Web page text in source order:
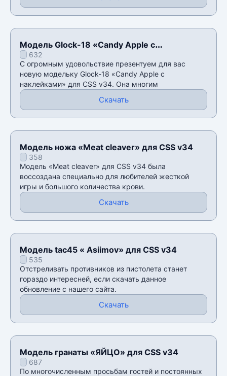
Модель Glock-18 «Candy Apple с
наклейками» для CSS v34
632
С огромным удовольствие презентуем для вас
новую модельку Glock-18 «Candy Apple с
наклейками» для CSS v34. Она многим
Скачать
Модель ножа «Meat cleaver» для CSS v34
358
Модель «Meat cleaver» для CSS v34 была
воссоздана специально для любителей жесткой
игры и большого количества крови.
Скачать
Модель tac45 « Asiimov» для CSS v34
535
Отстреливать противников из пистолета станет
гораздо интересней, если скачать данное
обновление с нашего сайта.
Скачать
Модель гранаты «ЯЙЦО» для CSS v34
687
По многочисленным просьбам гостей и постоянных